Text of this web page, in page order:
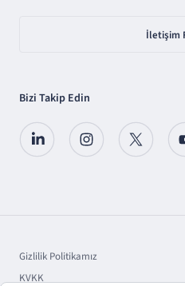
İletişim
Bizi Takip Edin
Gizlilik Politikamız
KVKK